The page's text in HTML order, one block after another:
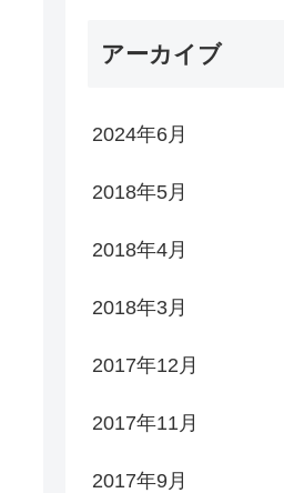
アーカイブ
2024年6月
2018年5月
2018年4月
2018年3月
2017年12月
2017年11月
2017年9月